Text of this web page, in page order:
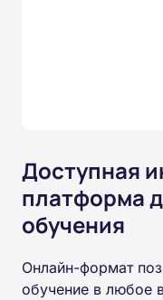
Доступная
платформа
обучения
Онлайн-формат
обучение в любое